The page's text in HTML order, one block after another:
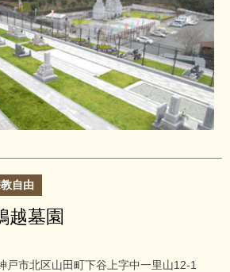
自由
越墓園
戸市北区山田町下谷上字中一里山12-1